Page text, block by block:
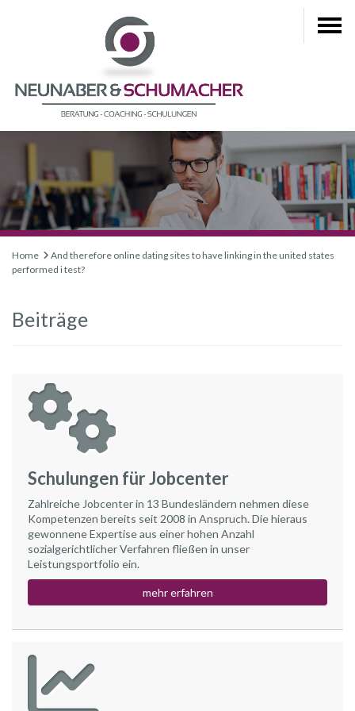
Home
And therefore online dating sites to have linking in the united states
performed i test?
Beiträge
Schulungen für Jobcenter
Zahlreiche Jobcenter in 13 Bundesländern nehmen diese
Kompetenzen bereits seit 2008 in Anspruch. Die hieraus
gewonnene Expertise aus einer hohen Anzahl
sozialgerichtlicher Verfahren fließen in unser
Leistungsportfolio ein.
mehr erfahren